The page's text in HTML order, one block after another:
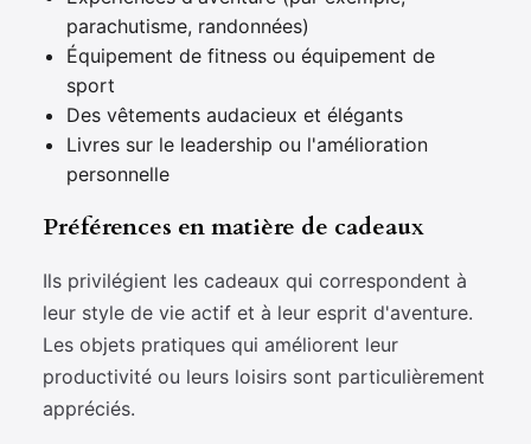
parachutisme, randonnées)
Équipement de fitness ou équipement de
sport
Des vêtements audacieux et élégants
Livres sur le leadership ou l'amélioration
personnelle
Préférences en matière de cadeaux
Ils privilégient les cadeaux qui correspondent à
leur style de vie actif et à leur esprit d'aventure.
Les objets pratiques qui améliorent leur
productivité ou leurs loisirs sont particulièrement
appréciés.